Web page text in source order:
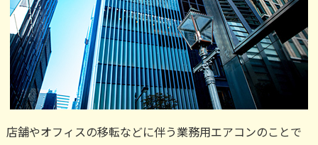
店舗やオフィスの移転などに伴う業務用エアコンのことで